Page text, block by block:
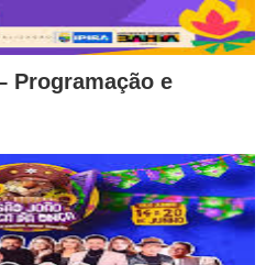
Programação e